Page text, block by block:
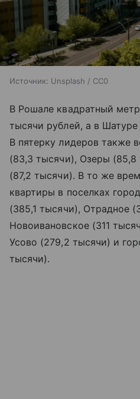
Источник: Unsplash / CC0
В Рошале квадратный
тысячи рублей, а в
В пятерку лидеров также
(83,3 тысячи), Озеры
(87,2 тысячи). В то же
квартиры в поселках
(385,1 тысячи), Отрадное
Новоивановское (311
Усово (279,2 тысячи) и
тысячи).